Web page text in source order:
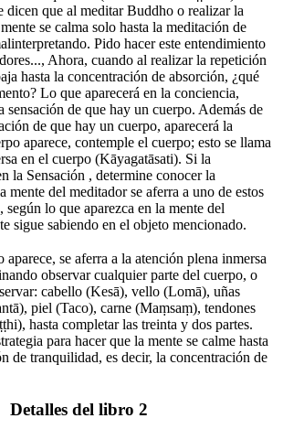
dicen que al meditar Buddho o realizar la
se calma solo hasta la meditación de
Pido hacer este entendimiento
Ahora, cuando al realizar la repetición
hasta la concentración de absorción, ¿qué
Lo que aparecerá en la conciencia,
sensación de que hay un cuerpo. Además de
de que hay un cuerpo, aparecerá la
aparece, contemple el cuerpo; esto se llama
en el cuerpo (Kāyagatāsati). Si la
la Sensación , determine conocer la
mente del meditador se aferra a uno de estos
según lo que aparezca en la mente del
sigue sabiendo en el objeto mencionado.
se aferra a la atención plena inmersa
observar cualquier parte del cuerpo, o
cabello (Kesā), vello (Lomā), uñas
piel (Taco), carne (Maṃsaṃ), tendones
hasta completar las treinta y dos partes.
para hacer que la mente se calme hasta
de tranquilidad, es decir, la concentración de
Detalles del libro 2